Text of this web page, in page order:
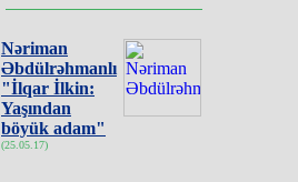
Nəriman
Əbdülrəhmanlı
"İlqar İlkin:
Yaşından
böyük adam"
(25.05.17)